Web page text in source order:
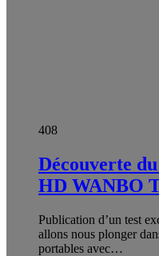
408
Découverte
HD WANBO
Publication d’un test
allons nous plonger
portables avec…